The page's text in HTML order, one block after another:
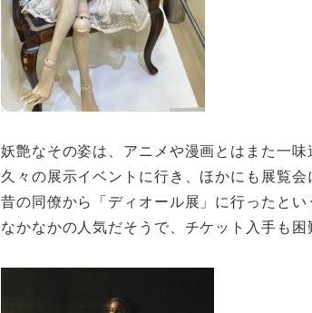
妖艶なその姿は、アニメや漫画とはまた一
久々の展示イベントに行き、ほかにも展覧
昔の同僚から「ディオール展」に行ったとい
なかなかの人気だそうで、チケット入手も